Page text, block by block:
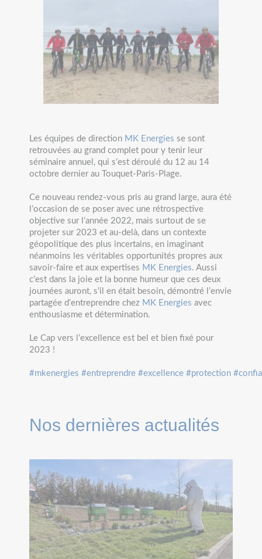
Les équipes de direction MK Energies se sont
retrouvées au grand complet pour y tenir leur
séminaire annuel, qui s’est déroulé du 12 au 14
octobre dernier au Touquet-Paris-Plage.
Ce nouveau rendez-vous pris au grand large, aura été
l’occasion de se poser avec une rétrospective
objective sur l’année 2022, mais surtout de se
projeter sur 2023 et au-delà, dans un contexte
géopolitique des plus incertains, en imaginant
néanmoins les véritables opportunités propres aux
savoir-faire et aux expertises MK Energies. Aussi
c’est dans la joie et la bonne humeur que ces deux
journées auront, s’il en était besoin, démontré l’envie
partagée d’entreprendre chez MK Energies avec
enthousiasme et détermination.
Le Cap vers l’excellence est bel et bien fixé pour
2023 !
#mkenergies #entreprendre #excellence #protection
Nos dernières actualités